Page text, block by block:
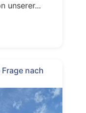
unserer...
nach